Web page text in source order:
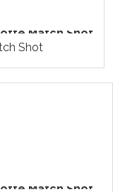
Match Shot
Shot
Match Shot...